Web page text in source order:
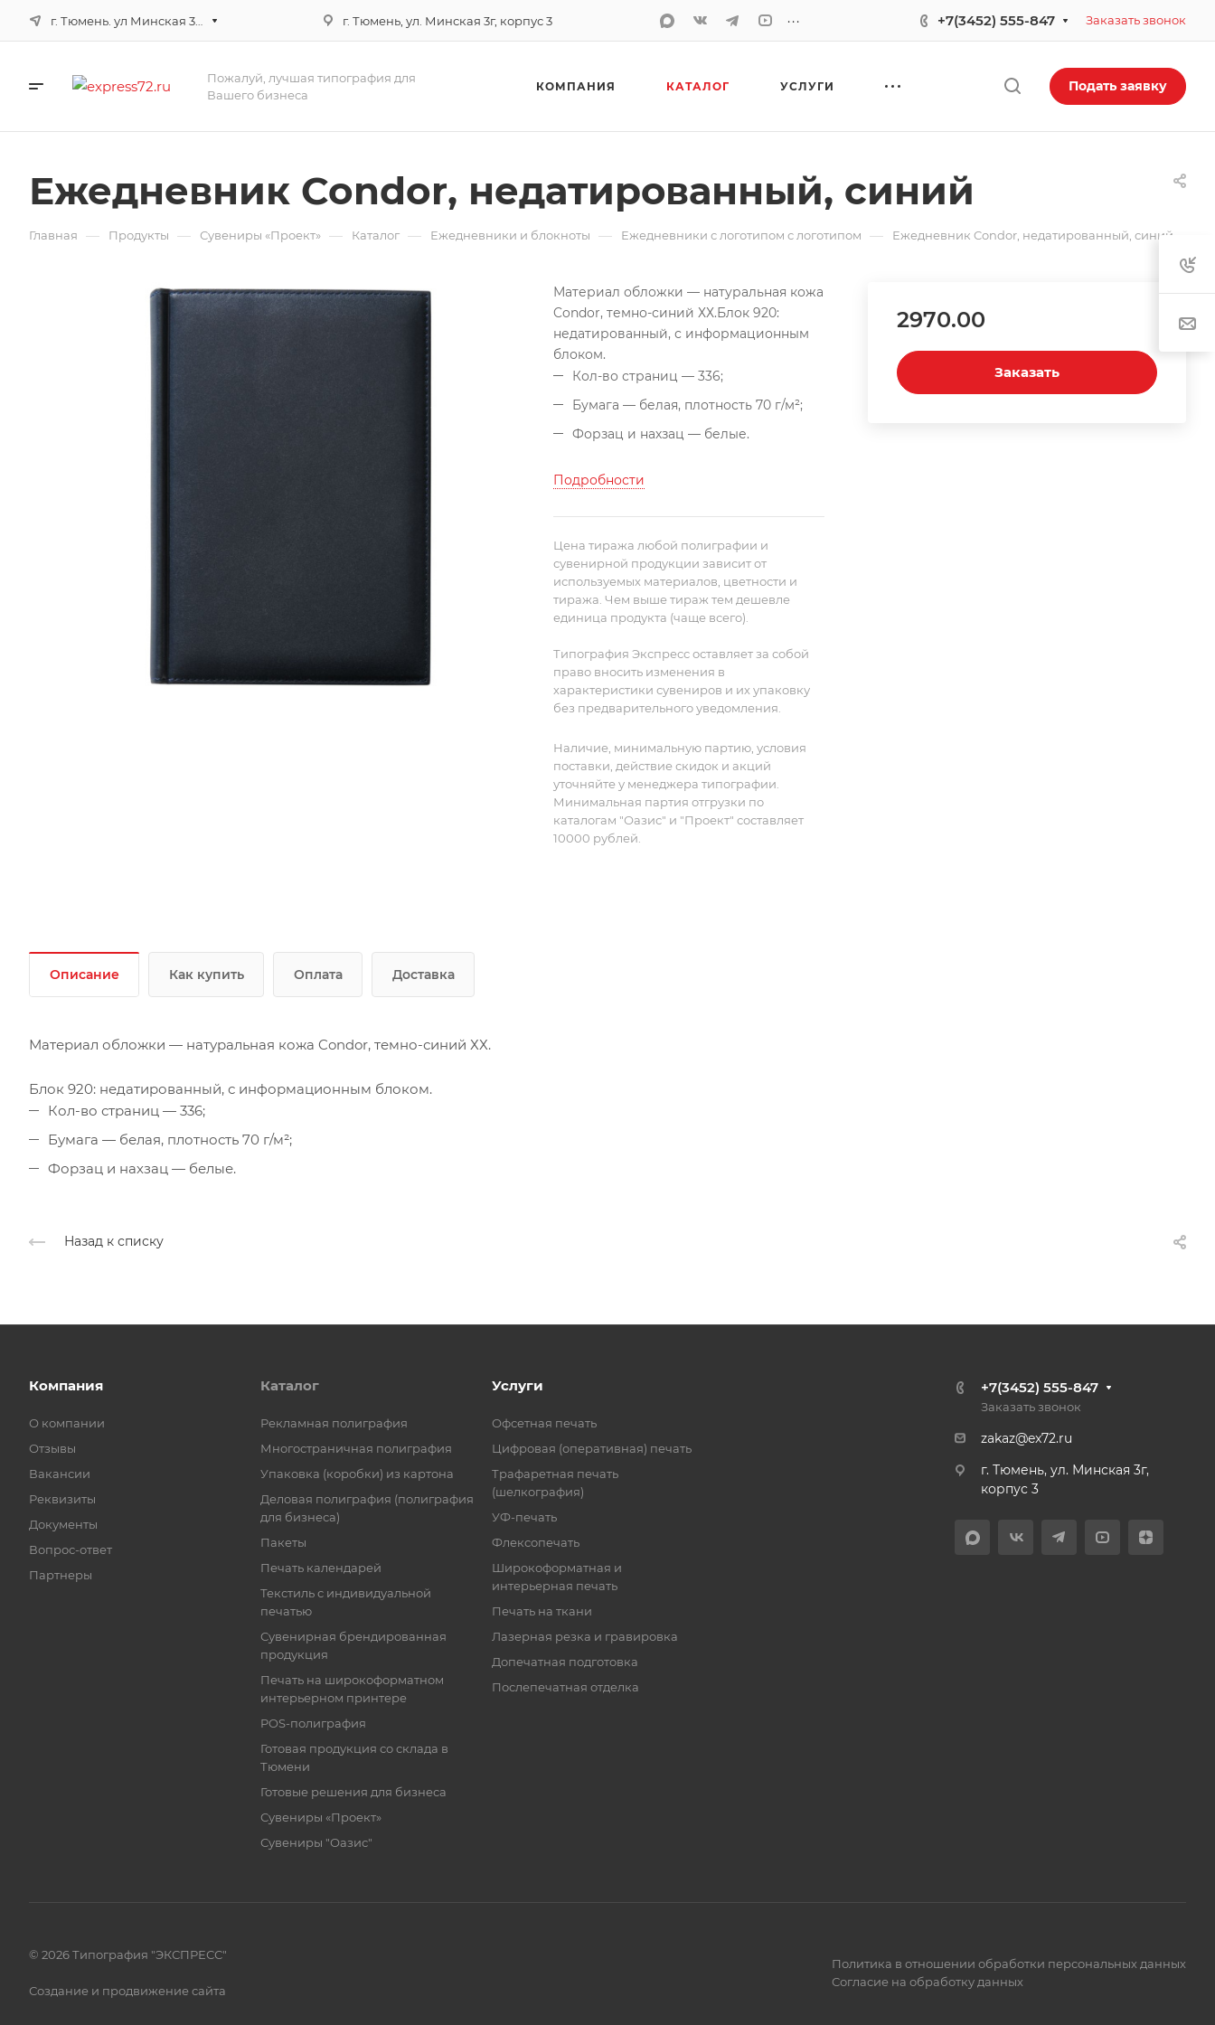
г. Тюмень, ул. Минская 3г, корпус 3 ... +7(3452) 555-847 Заказать звонок
Пожалуй, лучшая типография для
Вашего бизнеса
КОМПАНИЯ КАТАЛОГ УСЛУГИ Подать заявку
Ежедневник Condor, недатированный, синий
Главная — Продукты — Сувениры «Проект» — Каталог — Ежедневники и блокноты — Ежедневники с логотипом с логотипом — Ежедневник Condor, недатированный, синий
2970.00
Заказать
Материал обложки — натуральная кожа
Condor, темно-синий ХХ.Блок 920:
недатированный, с информационным
блоком.
Кол-во страниц — 336;
Бумага — белая, плотность 70 г/м²;
Форзац и нахзац — белые.
Подробности
Цена тиража любой полиграфии и
сувенирной продукции зависит от
используемых материалов, цветности и
тиража. Чем выше тираж тем дешевле
единица продукта (чаще всего).
Типография Экспресс оставляет за собой
право вносить изменения в
характеристики сувениров и их упаковку
без предварительного уведомления.
Наличие, минимальную партию, условия
поставки, действие скидок и акций
уточняйте у менеджера типографии.
Минимальная партия отгрузки по
каталогам "Оазис" и "Проект" составляет
10000 рублей.
Описание Как купить Оплата Доставка
Материал обложки — натуральная кожа Condor, темно-синий ХХ.
Блок 920: недатированный, с информационным блоком.
Кол-во страниц — 336;
Бумага — белая, плотность 70 г/м²;
Форзац и нахзац — белые.
Назад к списку
Компания
О компании
Отзывы
Вакансии
Реквизиты
Документы
Вопрос-ответ
Партнеры
Каталог
Рекламная полиграфия
Многостраничная полиграфия
Упаковка (коробки) из картона
Деловая полиграфия (полиграфия
для бизнеса)
Пакеты
Печать календарей
Текстиль с индивидуальной
печатью
Сувенирная брендированная
продукция
Печать на широкоформатном
интерьерном принтере
POS-полиграфия
Готовая продукция со склада в
Тюмени
Готовые решения для бизнеса
Сувениры «Проект»
Сувениры "Оазис"
Услуги
Офсетная печать
Цифровая (оперативная) печать
Трафаретная печать
(шелкография)
УФ-печать
Флексопечать
Широкоформатная и
интерьерная печать
Печать на ткани
Лазерная резка и гравировка
Допечатная подготовка
Послепечатная отделка
+7(3452) 555-847
Заказать звонок
zakaz@ex72.ru
г. Тюмень, ул. Минская 3г,
корпус 3
© 2026 Типография "ЭКСПРЕСС"
Создание и продвижение сайта
Политика в отношении обработки персональных данных
Согласие на обработку данных